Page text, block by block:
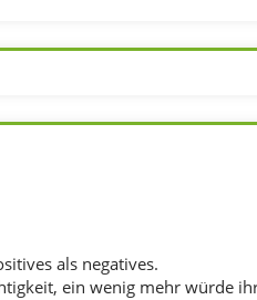
als negatives.
ein wenig mehr würde